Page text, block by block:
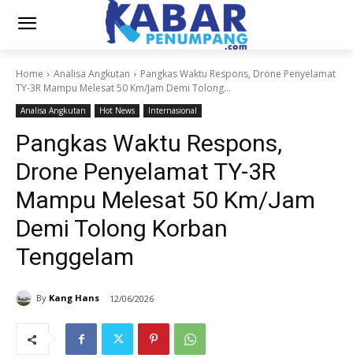
Home Analisa Angkutan
Pangkas Waktu Respons, Drone Penyelamat
TY-3R Mampu Melesat 50 Km/Jam Demi Tolong...
Analisa Angkutan Hot News Internasional
Pangkas Waktu Respons,
Drone Penyelamat TY-3R
Mampu Melesat 50 Km/Jam
Demi Tolong Korban
Tenggelam
By Kang Hans 12/06/2026